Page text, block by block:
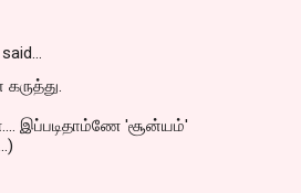
said…
இப்படிதாம்ணே 'சூன்யம்'